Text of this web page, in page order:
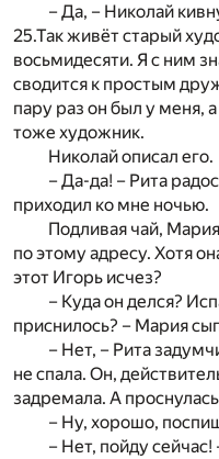
– Да, – Николай
25.Так живёт старый
восьмидесяти. Я с ним
сводится к простым
пару раз он был у меня,
тоже художник.
Николай описал его.
– Да-да! – Рита
приходил ко мне ночью.
Подливая чай,
по этому адресу. Хотя
этот Игорь исчез?
– Куда он делся?
приснилось? – Мария
– Нет, – Рита
не спала. Он,
задремала. А
– Ну, хорошо,
– Нет, пойду